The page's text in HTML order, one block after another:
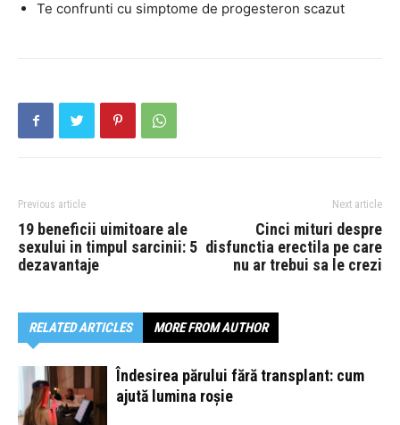
Te confrunti cu simptome de progesteron scazut
Previous article
19 beneficii uimitoare ale
sexului in timpul sarcinii: 5
dezavantaje
Next article
Cinci mituri despre
disfunctia erectila pe care
nu ar trebui sa le crezi
RELATED ARTICLES MORE FROM AUTHOR
Îndesirea părului fără transplant: cum
ajută lumina roșie